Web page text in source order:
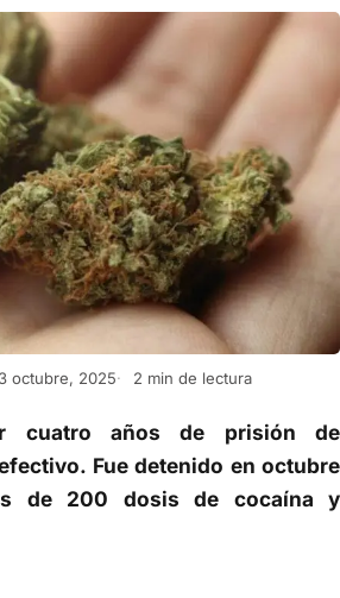
octubre, 2025 2 min de lectura
cuatro años de prisión de
Fue detenido en octubre
de 200 dosis de cocaína y